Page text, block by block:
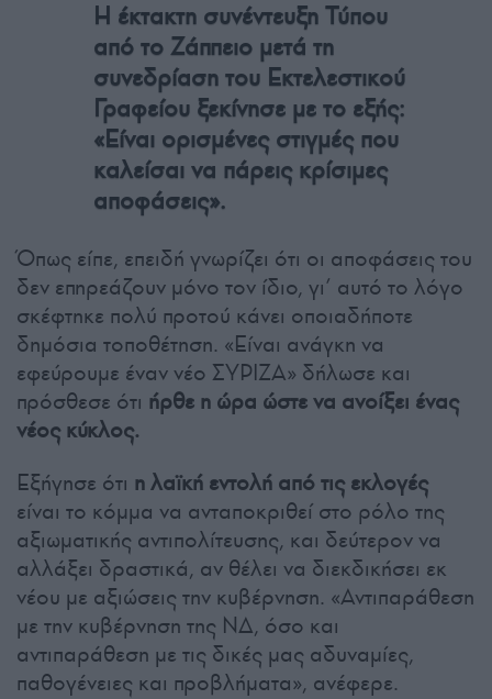
Η έκτακτη συνέντευξη Τύπου
από το Ζάππειο μετά τη
συνεδρίαση του Εκτελεστικού
Γραφείου ξεκίνησε με το εξής:
«Είναι ορισμένες στιγμές που
καλείσαι να πάρεις κρίσιμες
αποφάσεις».
Όπως είπε, επειδή γνωρίζει ότι οι αποφάσεις του
δεν επηρεάζουν μόνο τον ίδιο, γι’ αυτό το λόγο
σκέφτηκε πολύ προτού κάνει οποιαδήποτε
δημόσια τοποθέτηση. «Είναι ανάγκη να
εφεύρουμε έναν νέο ΣΥΡΙΖΑ» δήλωσε και
πρόσθεσε ότι ήρθε η ώρα ώστε να ανοίξει ένας
νέος κύκλος.
Εξήγησε ότι η λαϊκή εντολή από τις εκλογές
είναι το κόμμα να ανταποκριθεί στο ρόλο της
αξιωματικής αντιπολίτευσης, και δεύτερον να
αλλάξει δραστικά, αν θέλει να διεκδικήσει εκ
νέου με αξιώσεις την κυβέρνηση. «Αντιπαράθεση
με την κυβέρνηση της ΝΔ, όσο και
αντιπαράθεση με τις δικές μας αδυναμίες,
παθογένειες και προβλήματα», ανέφερε.